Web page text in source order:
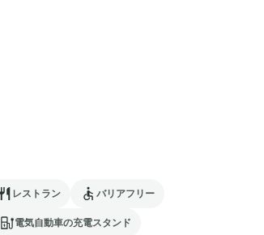
レストラン バリアフリー
電気自動車の充電スタンド